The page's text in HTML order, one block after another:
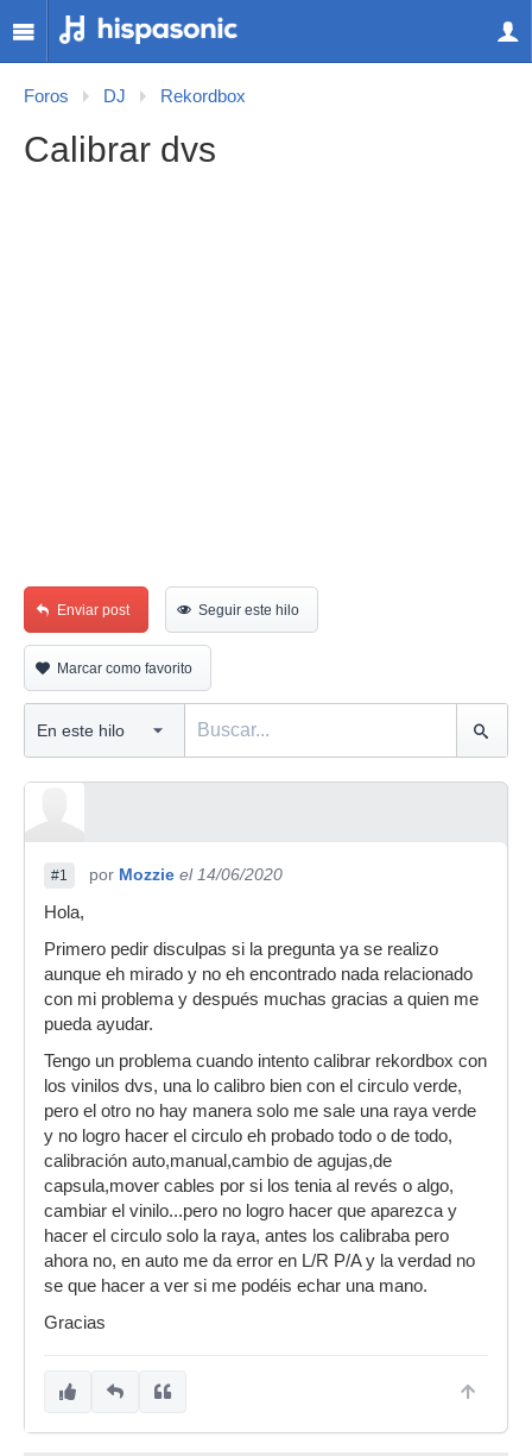
Foros DJ Rekordbox
Calibrar dvs
Enviar post Seguir este hilo
Marcar como favorito
#1 por Mozzie el 14/06/2020
Hola,
Primero pedir disculpas si la pregunta ya se realizo
aunque eh mirado y no eh encontrado nada relacionado
con mi problema y después muchas gracias a quien me
pueda ayudar.
Tengo un problema cuando intento calibrar rekordbox con
los vinilos dvs, una lo calibro bien con el circulo verde,
pero el otro no hay manera solo me sale una raya verde
y no logro hacer el circulo eh probado todo o de todo,
calibración auto,manual,cambio de agujas,de
capsula,mover cables por si los tenia al revés o algo,
cambiar el vinilo...pero no logro hacer que aparezca y
hacer el circulo solo la raya, antes los calibraba pero
ahora no, en auto me da error en L/R P/A y la verdad no
se que hacer a ver si me podéis echar una mano.
Gracias